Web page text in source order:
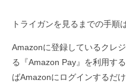
トライガンを見るまでの手順
Amazonに登録しているクレ
る『Amazon Pay』を利用す
ばAmazonにログインするだ